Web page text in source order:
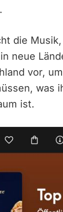
die
neue
vor,
was
ist.